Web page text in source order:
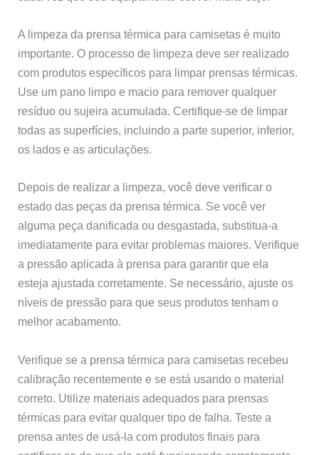
A limpeza da prensa térmica para camisetas é muito
importante. O processo de limpeza deve ser realizado
com produtos específicos para limpar prensas térmicas.
Use um pano limpo e macio para remover qualquer
resíduo ou sujeira acumulada. Certifique-se de limpar
todas as superfícies, incluindo a parte superior, inferior,
os lados e as articulações.
Depois de realizar a limpeza, você deve verificar o
estado das peças da prensa térmica. Se você ver
alguma peça danificada ou desgastada, substitua-a
imediatamente para evitar problemas maiores. Verifique
a pressão aplicada à prensa para garantir que ela
esteja ajustada corretamente. Se necessário, ajuste os
níveis de pressão para que seus produtos tenham o
melhor acabamento.
Verifique se a prensa térmica para camisetas recebeu
calibração recentemente e se está usando o material
correto. Utilize materiais adequados para prensas
térmicas para evitar qualquer tipo de falha. Teste a
prensa antes de usá-la com produtos finais para